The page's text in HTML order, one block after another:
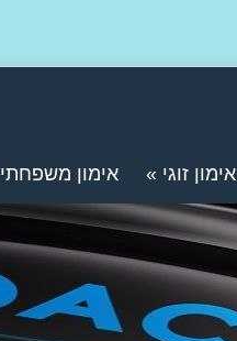
אימון משפחתי אימון זוגי »